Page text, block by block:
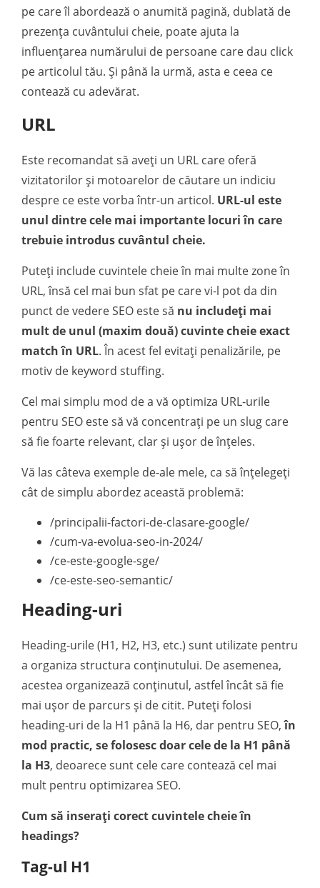
pe care îl abordează o anumită pagină, dublată de
prezența cuvântului cheie, poate ajuta la
influențarea numărului de persoane care dau click
pe articolul tău. Și până la urmă, asta e ceea ce
contează cu adevărat.
URL
Este recomandat să aveți un URL care oferă
vizitatorilor și motoarelor de căutare un indiciu
despre ce este vorba într-un articol. URL-ul este
unul dintre cele mai importante locuri în care
trebuie introdus cuvântul cheie.
Puteți include cuvintele cheie în mai multe zone în
URL, însă cel mai bun sfat pe care vi-l pot da din
punct de vedere SEO este să nu includeți mai
mult de unul (maxim două) cuvinte cheie exact
match în URL. În acest fel evitați penalizările, pe
motiv de keyword stuffing.
Cel mai simplu mod de a vă optimiza URL-urile
pentru SEO este să vă concentrați pe un slug care
să fie foarte relevant, clar și ușor de înțeles.
Vă las câteva exemple de-ale mele, ca să înțelegeți
cât de simplu abordez această problemă:
/principalii-factori-de-clasare-google/
/cum-va-evolua-seo-in-2024/
/ce-este-google-sge/
/ce-este-seo-semantic/
Heading-uri
Heading-urile (H1, H2, H3, etc.) sunt utilizate pentru
a organiza structura conținutului. De asemenea,
acestea organizează conținutul, astfel încât să fie
mai ușor de parcurs și de citit. Puteți folosi
heading-uri de la H1 până la H6, dar pentru SEO,în
mod practic, se folosesc doar cele de la H1 până
la H3, deoarece sunt cele care contează cel mai
mult pentru optimizarea SEO.
Cum să inserați corect cuvintele cheie în
headings?
Tag-ul H1